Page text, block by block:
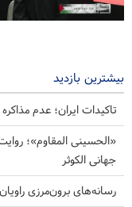
بیشترین بازدید
تاکیدات ایران؛ عدم
«الحسینی المقاوم»؛
جهانی الکوثر
رسانه‌های برون‌مرزی